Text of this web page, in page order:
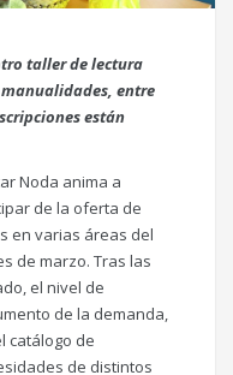
taller de lectura
entre
están
Noda anima a
de la oferta de
en varias áreas del
de marzo. Tras las
el nivel de
de la demanda,
catálogo de
de distintos